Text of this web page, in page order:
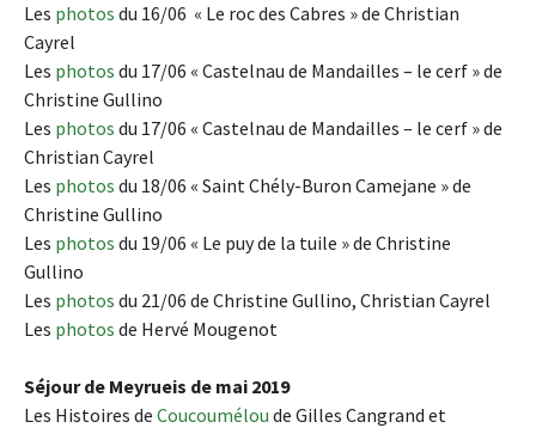
Les photos du 16/06 « Le roc des Cabres » de Christian
Cayrel
Les photos du 17/06 « Castelnau de Mandailles – le cerf » de
Christine Gullino
Les photos du 17/06 « Castelnau de Mandailles – le cerf » de
Christian Cayrel
Les photos du 18/06 « Saint Chély-Buron Camejane » de
Christine Gullino
Les photos du 19/06 « Le puy de la tuile » de Christine
Gullino
Les photos du 21/06 de Christine Gullino, Christian Cayrel
Les photos de Hervé Mougenot
Séjour de Meyrueis de mai 2019
Les Histoires de Coucoumélou de Gilles Cangrand et